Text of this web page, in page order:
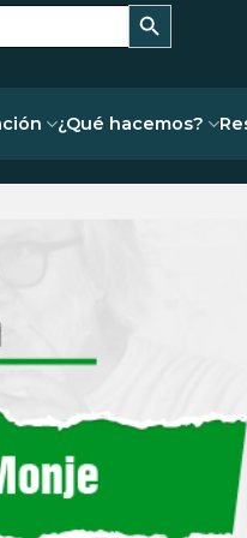
¿Qué hacemos?